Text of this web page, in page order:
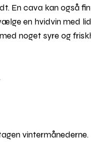
En cava kan også
en hvidvin med
noget syre og